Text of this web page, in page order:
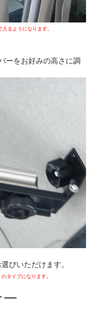
るようになります。
ーをお好みの高さに調
びいただけます。
タイプになります。